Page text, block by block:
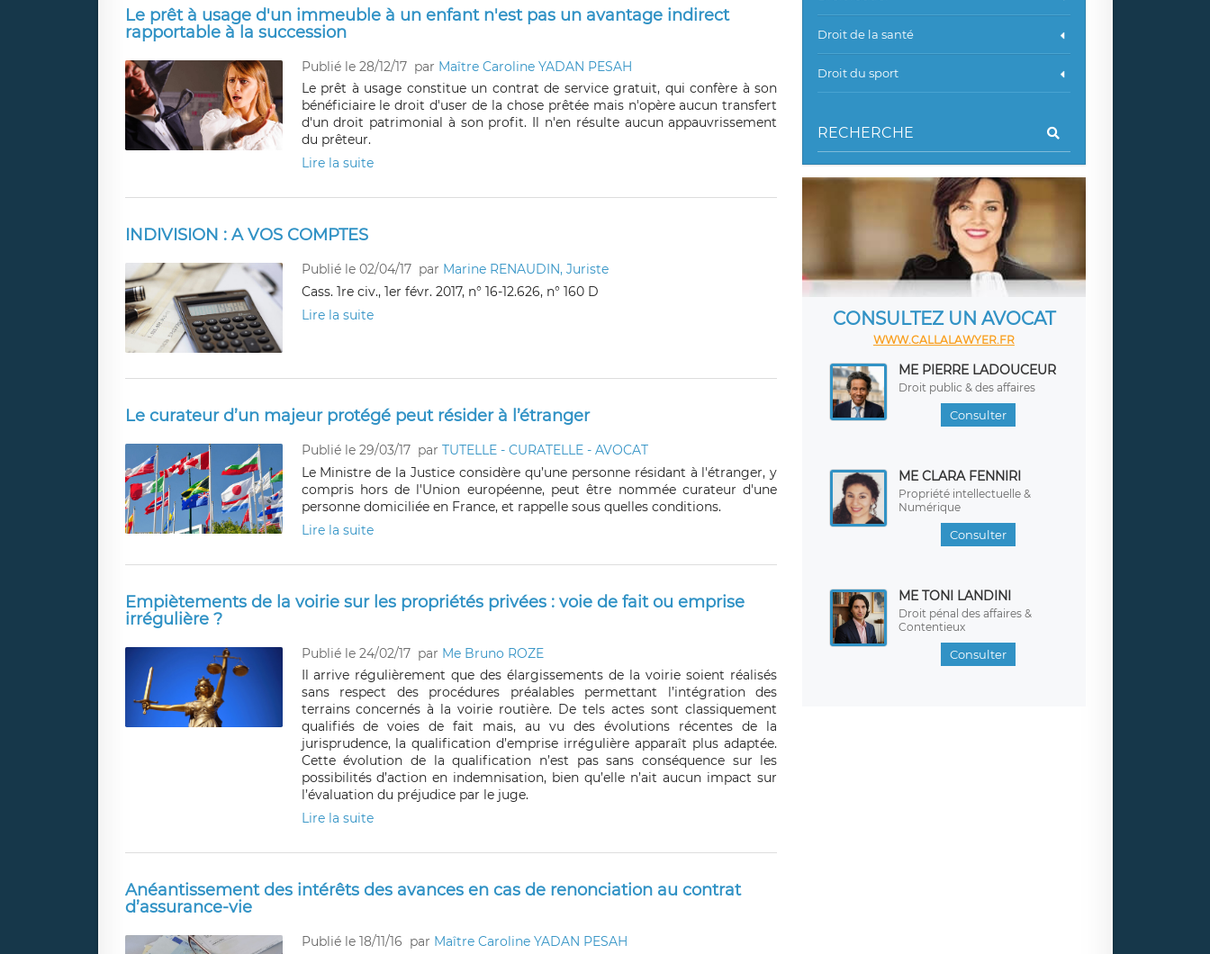
Le prêt à usage d'un immeuble à un enfant n'est pas un avantage indirect
rapportable à la succession
Publié le 28/12/17 par Maître Caroline YADAN PESAH
Le prêt à usage constitue un contrat de service gratuit, qui confère à son
bénéficiaire le droit d'user de la chose prêtée mais n'opère aucun transfert
d'un droit patrimonial à son profit. Il n'en résulte aucun appauvrissement
du prêteur.
Lire la suite
INDIVISION : A VOS COMPTES
Publié le 02/04/17 par Marine RENAUDIN, Juriste
Cass. 1re civ., 1er févr. 2017, n° 16-12.626, n° 160 D
Lire la suite
Le curateur d’un majeur protégé peut résider à l’étranger
Publié le 29/03/17 par TUTELLE - CURATELLE - AVOCAT
Le Ministre de la Justice considère qu’une personne résidant à l'étranger, y
compris hors de l'Union européenne, peut être nommée curateur d'une
personne domiciliée en France, et rappelle sous quelles conditions.
Lire la suite
Empiètements de la voirie sur les propriétés privées : voie de fait ou emprise
irrégulière ?
Publié le 24/02/17 par Me Bruno ROZE
Il arrive régulièrement que des élargissements de la voirie soient réalisés
sans respect des procédures préalables permettant l’intégration des
terrains concernés à la voirie routière. De tels actes sont classiquement
qualifiés de voies de fait mais, au vu des évolutions récentes de la
jurisprudence, la qualification d’emprise irrégulière apparaît plus adaptée.
Cette évolution de la qualification n’est pas sans conséquence sur les
possibilités d’action en indemnisation, bien qu’elle n’ait aucun impact sur
l’évaluation du préjudice par le juge.
Lire la suite
Anéantissement des intérêts des avances en cas de renonciation au contrat
d’assurance-vie
Publié le 18/11/16 par Maître Caroline YADAN PESAH
Droit de la santé
Droit du sport
CONSULTEZ UN AVOCAT
WWW.CALLALAWYER.FR
ME PIERRE LADOUCEUR
Droit public & des affaires
Consulter
ME CLARA FENNIRI
Propriété intellectuelle &
Numérique
Consulter
ME TONI LANDINI
Droit pénal des affaires &
Contentieux
Consulter